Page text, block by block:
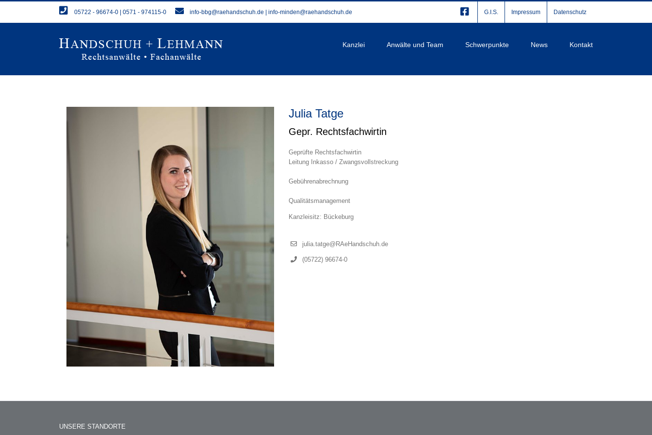
springen
05722 - 96674-0 | 0571 - 974115-0 info-bbg@raehandschuh.de info-minden@raehandschuh.de G.I.S. Impressum Datenschutz
Kanzlei Anwälte und Team Schwerpunkte News Kontakt
Julia Tatge
Gepr. Rechtsfachwirtin
Geprüfte Rechtsfachwirtin
Leitung Inkasso / Zwangsvollstreckung
Gebührenabrechnung
Qualitätsmanagement
Kanzleisitz: Bückeburg
julia.tatge@RAeHandschuh.de
(05722) 96674-0
UNSERE STANDORTE